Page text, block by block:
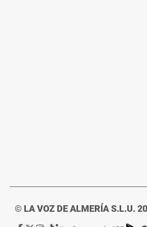
© LA VOZ DE ALMERÍA S.L.U.